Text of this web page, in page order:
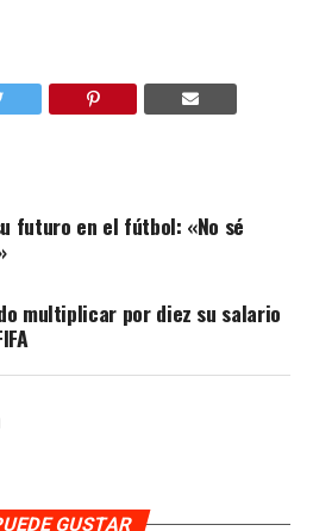
futuro en el fútbol: «No sé
multiplicar por diez su salario
GUSTAR